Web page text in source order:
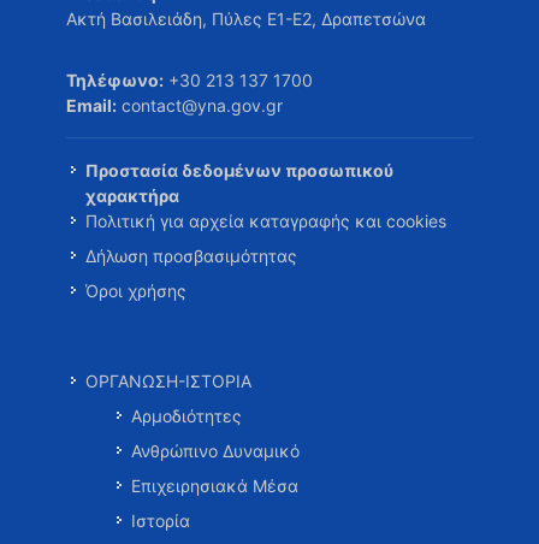
Ακτή Βασιλειάδη, Πύλες Ε1-Ε2, Δραπετσώνα
Τηλέφωνο: +30 213 137 1700
Email: contact@yna.gov.gr
Προστασία δεδομένων προσωπικού
χαρακτήρα
Πολιτική για αρχεία καταγραφής και cookies
Δήλωση προσβασιμότητας
Όροι χρήσης
ΟΡΓΑΝΩΣΗ-ΙΣΤΟΡΙΑ
Αρμοδιότητες
Ανθρώπινο Δυναμικό
Επιχειρησιακά Μέσα
Ιστορία